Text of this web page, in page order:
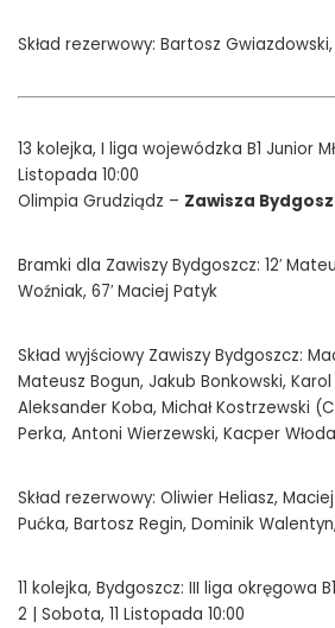
Skład rezerwowy: Bartosz
13 kolejka, I liga wojewódzka B1 Junior
Listopada 10:00
Olimpia Grudziądz – Zawisza
Bramki dla Zawiszy Bydgoszcz: 12′
Woźniak, 67′ Maciej Patyk
Skład wyjściowy Zawiszy Bydgoszcz:
Mateusz Bogun, Jakub Bonkowski,
Aleksander Koba, Michał Kostrzewski
Perka, Antoni Wierzewski, Kacper
Skład rezerwowy: Oliwier Heliasz,
Pućka, Bartosz Regin, Dominik
11 kolejka, Bydgoszcz: III liga okręgowa
2 | Sobota, 11 Listopada 10:00